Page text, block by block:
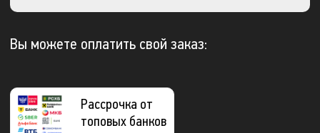
Вы можете оплатить свой заказ:
Рассрочка от
топовых банков